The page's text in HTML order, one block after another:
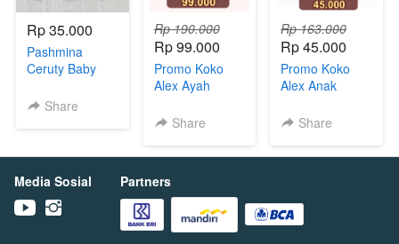
Rp 35.000
Pashmina
Ceruty Baby
Zahirahijab
Share
Rp 190.000
Rp 99.000
Promo Koko
Alex Ayah
Share
Rp 163.000
Rp 45.000
Promo Koko
Alex Anak
Share
Media Sosial Partners